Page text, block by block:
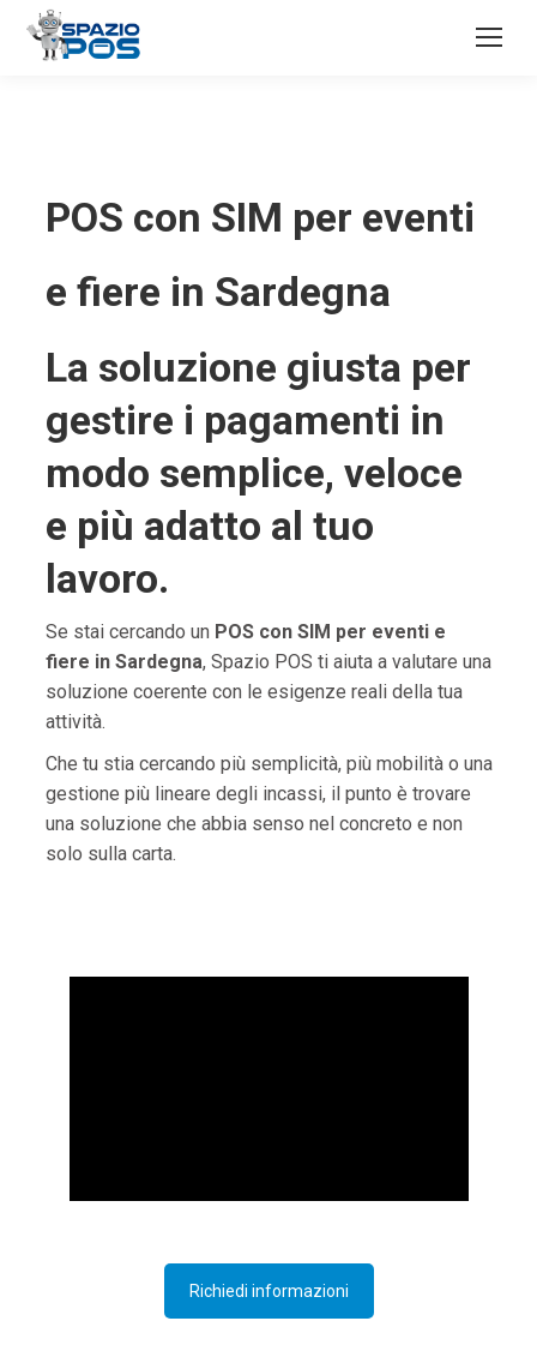
POS con SIM per eventi
e fiere in Sardegna
La soluzione giusta per
gestire i pagamenti in
modo semplice, veloce
e più adatto al tuo
lavoro.
Se stai cercando un POS con SIM per eventi e
fiere in Sardegna, Spazio POS ti aiuta a valutare una
soluzione coerente con le esigenze reali della tua
attività.
Che tu stia cercando più semplicità, più mobilità o una
gestione più lineare degli incassi, il punto è trovare
una soluzione che abbia senso nel concreto e non
solo sulla carta.
Richiedi informazioni